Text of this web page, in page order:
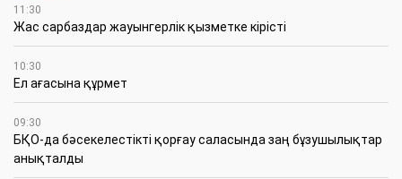
11:30
Жас сарбаздар жауынгерлік қызметке кірісті
10:30
Ел ағасына құрмет
09:30
БҚО-да бәсекелестікті қорғау саласында заң бұзушылықтар
анықталды